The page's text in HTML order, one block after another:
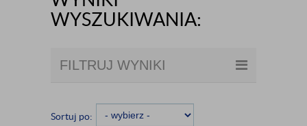
WYSZUKIWANIA:
FILTRUJ WYNIKI
Sortuj po: